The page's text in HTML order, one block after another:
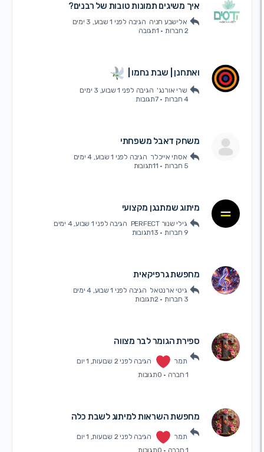
איך משיגים תמונות טובות של רבנים?
אלישבע חניה הגיבהלפני 1 שבוע, 3 ימים
1תגובה
ואתחנן | שבת נחמו |
שרי אורנג' הגיבהלפני 1 שבוע, 3 ימים
7תגובות
משחק דאבל משפחתי
אסתי אייכלר הגיבהלפני 1 שבוע, 4 ימים
11תגובות
מיתוג שמתנגן מקצועי
גילי שנור PERFECT הגיבהלפני 1 שבוע, 4 ימים
13תגובות
מחפשת גרפיקאית
גיטי ארנטאל הגיבהלפני 1 שבוע, 4 ימים
2תגובות
ספירת הגומר לבר מצווה
תמר הגיבה
לפני 2 שבועות, 1 יום
מחפשת השראות למיתוג לשבת כלה
תמר הגיבה
לפני 2 שבועות, 1 יום